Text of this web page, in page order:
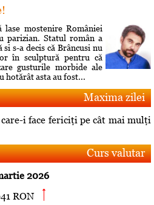
mostenire României
parizian. Statul român a
s-a decis că Brâncusi nu
în sculptură pentru că
gusturile morbide ale
hotărât asta au fost...
Maxima zilei
i face fericiţi pe cât mai mulţi
Curs valutar
2026
RON